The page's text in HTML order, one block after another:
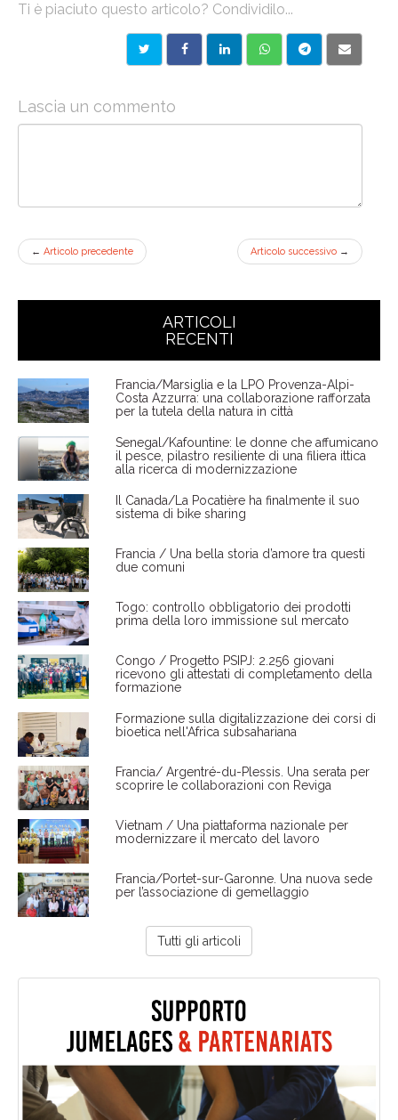
Ti è piaciuto questo articolo? Condividilo...
Lascia un commento
← Articolo precedente Articolo successivo →
ARTICOLI
RECENTI
Francia/Marsiglia e la LPO Provenza-Alpi-
Costa Azzurra: una collaborazione rafforzata
per la tutela della natura in città
Senegal/Kafountine: le donne che affumicano
il pesce, pilastro resiliente di una filiera ittica
alla ricerca di modernizzazione
Il Canada/La Pocatière ha finalmente il suo
sistema di bike sharing
Francia / Una bella storia d’amore tra questi
due comuni
Togo: controllo obbligatorio dei prodotti
prima della loro immissione sul mercato
Congo / Progetto PSIPJ: 2.256 giovani
ricevono gli attestati di completamento della
formazione
Formazione sulla digitalizzazione dei corsi di
bioetica nell'Africa subsahariana
Francia/ Argentré-du-Plessis. Una serata per
scoprire le collaborazioni con Reviga
Vietnam / Una piattaforma nazionale per
modernizzare il mercato del lavoro
Francia/Portet-sur-Garonne. Una nuova sede
per l’associazione di gemellaggio
Tutti gli articoli